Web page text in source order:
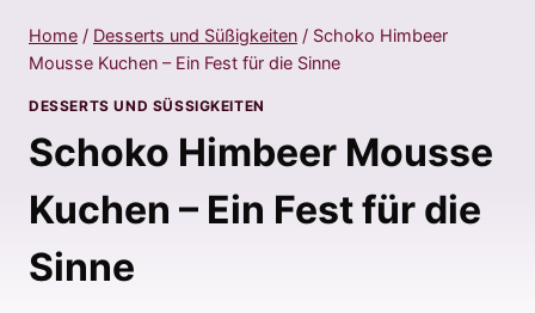
Home / Desserts und Süßigkeiten / Schoko Himbeer
Mousse Kuchen – Ein Fest für die Sinne
DESSERTS UND SÜSSIGKEITEN
Schoko Himbeer Mousse
Kuchen – Ein Fest für die
Sinne